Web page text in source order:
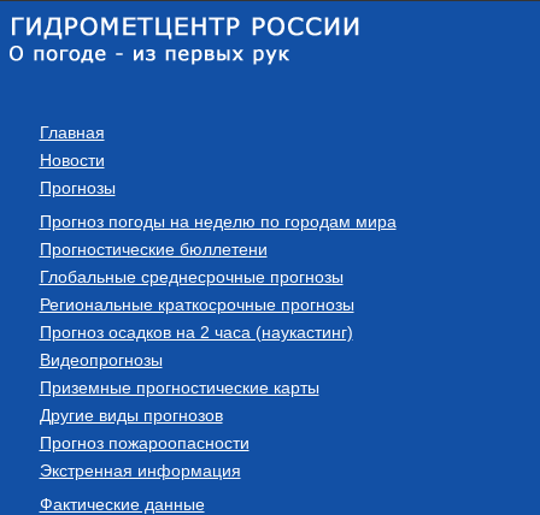
Главная
Новости
Прогнозы
Прогноз погоды на неделю по городам мира
Прогностические бюллетени
Глобальные среднесрочные прогнозы
Региональные краткосрочные прогнозы
Прогноз осадков на 2 часа (наукастинг)
Видеопрогнозы
Приземные прогностические карты
Другие виды прогнозов
Прогноз пожароопасности
Экстренная информация
Фактические данные